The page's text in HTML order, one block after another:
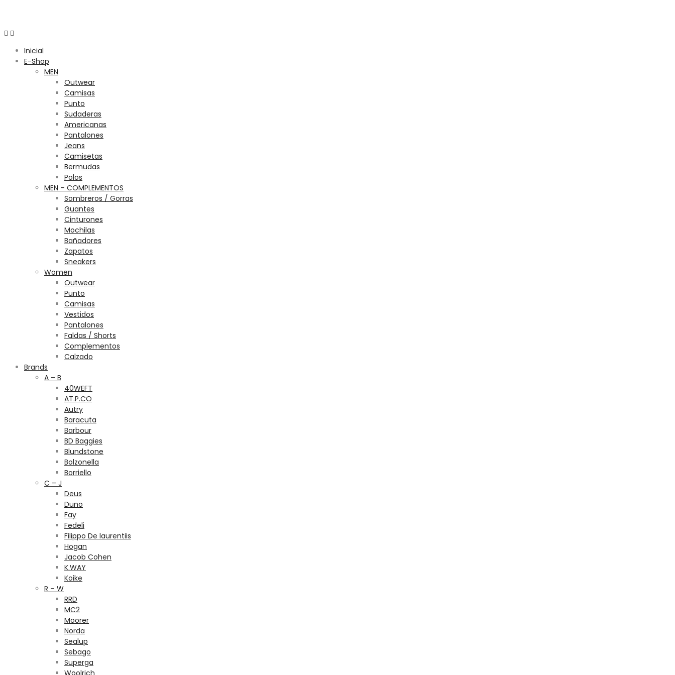
Inicial
E-Shop
MEN
Outwear
Camisas
Punto
Sudaderas
Americanas
Pantalones
Jeans
Camisetas
Bermudas
Polos
MEN – COMPLEMENTOS
Sombreros / Gorras
Guantes
Cinturones
Mochilas
Bañadores
Zapatos
Sneakers
Women
Outwear
Punto
Camisas
Vestidos
Pantalones
Faldas / Shorts
Complementos
Calzado
Brands
A – B
40WEFT
AT.P.CO
Autry
Baracuta
Barbour
BD Baggies
Blundstone
Bolzonella
Borriello
C – J
Deus
Duno
Fay
Fedeli
Filippo De laurentiis
Hogan
Jacob Cohen
K.WAY
Koike
R – W
RRD
MC2
Moorer
Norda
Sealup
Sebago
Superga
Woolrich